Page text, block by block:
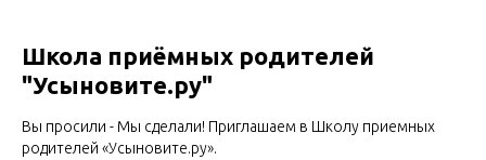
Школа приёмных родителей
"Усыновите.ру"
Вы просили - Мы сделали! Приглашаем в Школу приемных
родителей «Усыновите.ру».